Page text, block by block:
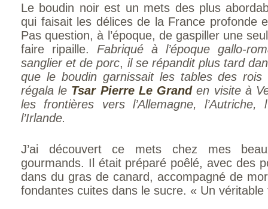
Le boudin noir est un mets des plus
qui faisait les délices de la France profonde
Pas question, à l’époque, de gaspiller une
faire ripaille. Fabriqué à l’époque gallo-
sanglier et de porc, il se répandit plus tard
que le boudin garnissait les tables des rois
régala le Tsar Pierre Le Granden visite à
les frontières vers l’Allemagne, l’Autriche,
l’Irlande.
J’ai découvert ce mets chez mes
gourmands. Il était préparé poêlé, avec des
dans du gras de canard, accompagné de
fondantes cuites dans le sucre. « Un véritable